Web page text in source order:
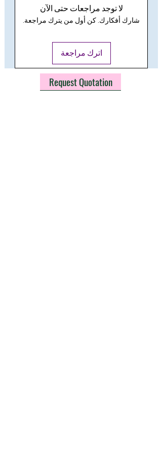
LIFE HOURS: 30,000
لا توجد مراجعات حتى الآن
شارك أفكارك. كن أول من يترك مراجعة.
اترك مراجعة
Request Quotation